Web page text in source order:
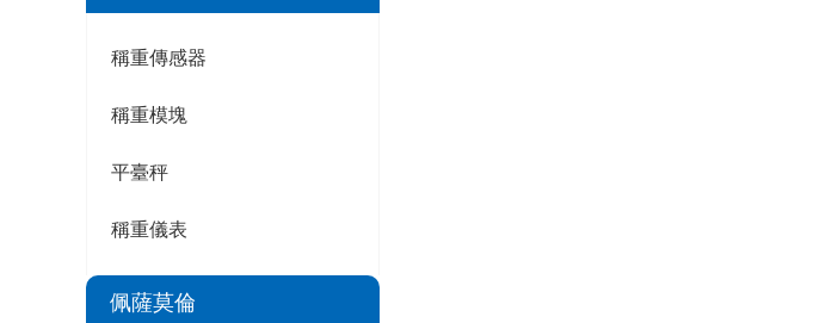
稱重傳感器
稱重模塊
平臺秤
稱重儀表
佩薩莫倫